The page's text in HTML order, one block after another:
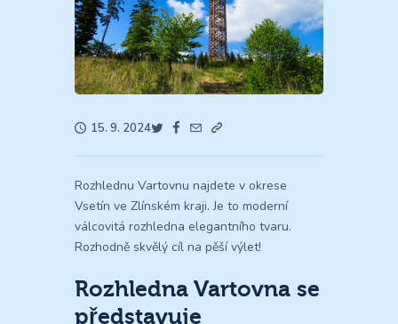
15. 9. 2024
Rozhlednu Vartovnu najdete v okrese
Vsetín ve Zlínském kraji. Je to moderní
válcovitá rozhledna elegantního tvaru.
Rozhodně skvělý cíl na pěší výlet!
Rozhledna Vartovna se
představuje